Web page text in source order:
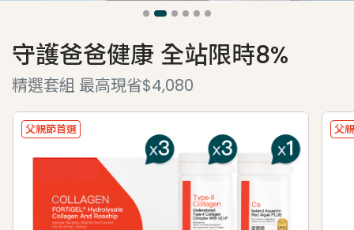
守護爸爸健康 全站限時8%
精選套組 最高現省$4,080
父親節首選 父